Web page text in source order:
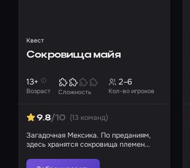
Квест
Сокровища майя
Возраст
13+
Сложность Кол-во игроков
2–6
9.8/10 (13 команд)
Загадочная Мексика. По преданиям,
здесь хранятся сокровища племен